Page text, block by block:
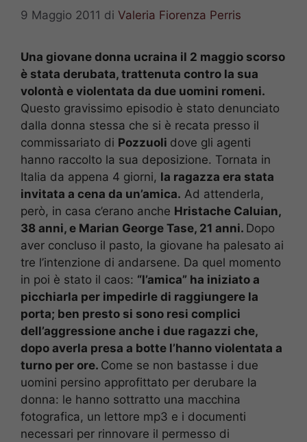
9 Maggio 2011 di Valeria Fiorenza Perris
Una giovane donna ucraina il 2 maggio scorso
è stata derubata, trattenuta contro la sua
volontà e violentata da due uomini romeni.
Questo gravissimo episodio è stato denunciato
dalla donna stessa che si è recata presso il
commissariato di Pozzuoli dove gli agenti
hanno raccolto la sua deposizione. Tornata in
Italia da appena 4 giorni, la ragazza era stata
invitata a cena da un’amica. Ad attenderla,
però, in casa c’erano anche Hristache Caluian,
38 anni, e Marian George Tase, 21 anni. Dopo
aver concluso il pasto, la giovane ha palesato ai
tre l’intenzione di andarsene. Da quel momento
in poi è stato il caos: “l’amica” ha iniziato a
picchiarla per impedirle di raggiungere la
porta; ben presto si sono resi complici
dell’aggressione anche i due ragazzi che,
dopo averla presa a botte l’hanno violentata a
turno per ore. Come se non bastasse i due
uomini persino approfittato per derubare la
donna: le hanno sottratto una macchina
fotografica, un lettore mp3 e i documenti
necessari per rinnovare il permesso di